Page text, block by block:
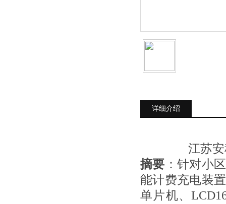
详细介绍
江苏
摘要 ：针对小
能计费充电装
单片机、